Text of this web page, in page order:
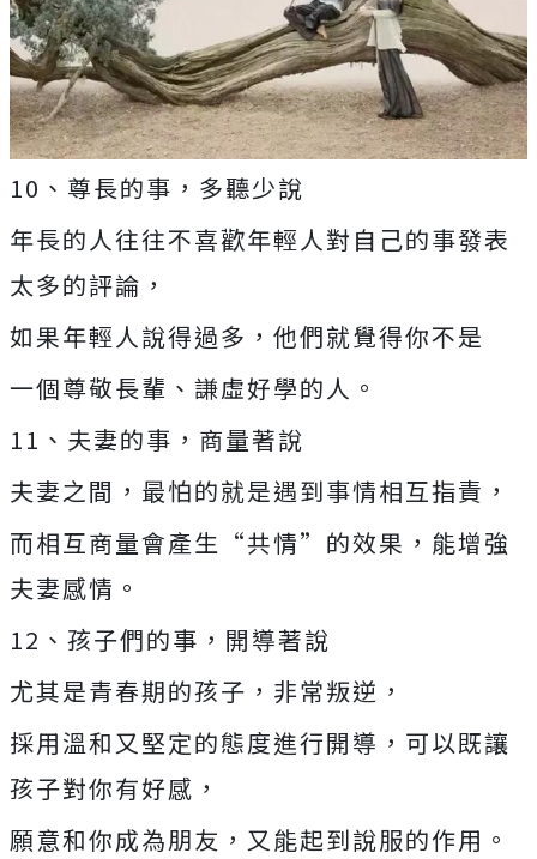
10、尊長的事，多聽少說
年長的人往往不喜歡年輕人對自己的事發表
太多的評論，
如果年輕人說得過多，他們就覺得你不是
一個尊敬長輩、謙虛好學的人。
11、夫妻的事，商量著說
夫妻之間，最怕的就是遇到事情相互指責，
而相互商量會產生“共情”的效果，能增強
夫妻感情。
12、孩子們的事，開導著說
尤其是青春期的孩子，非常叛逆，
採用溫和又堅定的態度進行開導，可以既讓
孩子對你有好感，
願意和你成為朋友，又能起到說服的作用。